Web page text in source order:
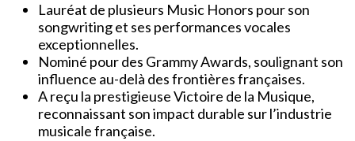
Lauréat de plusieurs Music Honors pour son
songwriting et ses performances vocales
exceptionnelles.
Nominé pour des Grammy Awards, soulignant son
influence au-delà des frontières françaises.
A reçu la prestigieuse Victoire de la Musique,
reconnaissant son impact durable sur l’industrie
musicale française.